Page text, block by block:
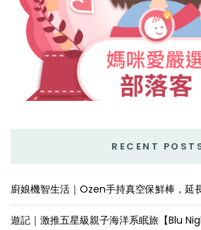
RECENT
廚娘機智生活｜Ozen手持真空保鮮棒，延
遊記｜激推五星級親子海洋系眠旅【Blu